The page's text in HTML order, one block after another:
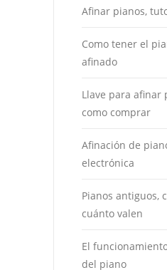
Afinar pianos,
Como tener el
afinado
Llave para afinar
como comprar
Afinación de
electrónica
Pianos antiguos,
cuánto valen
El
del piano